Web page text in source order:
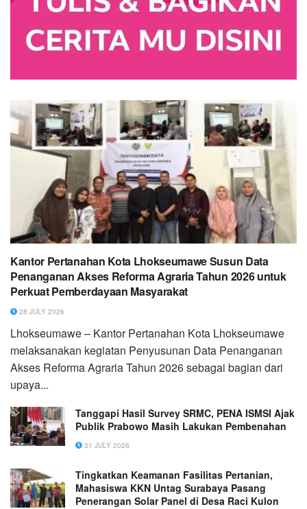
Kantor Pertanahan Kota Lhokseumawe Susun Data
Penanganan Akses Reforma Agraria Tahun 2026 untuk
Perkuat Pemberdayaan Masyarakat
28 JULY 2026
Lhokseumawe – Kantor Pertanahan Kota Lhokseumawe
melaksanakan kegiatan Penyusunan Data Penanganan
Akses Reforma Agraria Tahun 2026 sebagai bagian dari
upaya...
Tanggapi Hasil Survey SRMC, PENA ISMSI Ajak
Publik Prabowo Masih Lakukan Pembenahan
31 JULY 2026
Tingkatkan Keamanan Fasilitas Pertanian,
Mahasiswa KKN Untag Surabaya Pasang
Penerangan Solar Panel di Desa Raci Kulon